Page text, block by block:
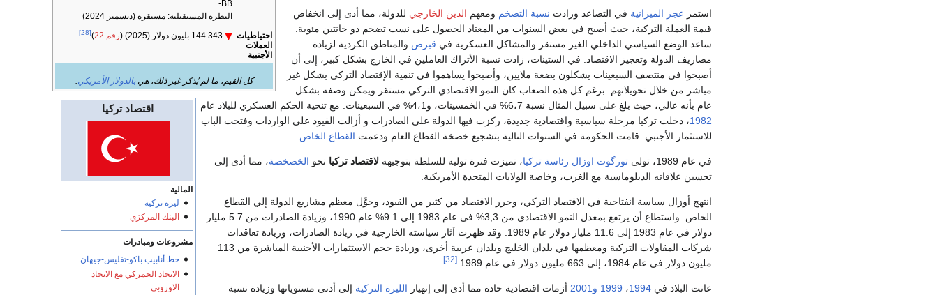
BB-
النظرة المستقبلية: مستقرة (ديسمبر 2024)
احتياطيات
العملات
الأجنبية
رقم 22 )
[28]
كل القيم، ما لم يُذكر غير ذلك، هيبالدولار الأمريكي.
اقتصاد تركيا
المالية
ليرة تركية
البنك المركزي
مشروعات ومبادرات
خط أنابيب باكو-تفليس-جيهان
الاتحاد الجمركي مع الاتحاد
الاوروبي
استمر عجز الميزانية في التصاعد وزادت نسبة التضخم ومعهم الدين الخارجي للدولة، مما أدى إلى انخفاض
قيمة العملة التركية، حيث أصبح في بعض السنوات من المعتاد الحصول على نسب تضخم ذو خانتين مئوية.
ساعد الوضع السياسي الداخلي الغير مستقر والمشاكل العسكرية في قبرص والمناطق الكردية لزيادة
مصاريف الدولة وتعجيز الاقتصاد. في الستينات، زادت نسبة الأتراك العاملين في الخارج بشكل كبير، إلى أن
أصبحوا في منتصف السبعينات يشكلون بضعة ملايين، وأصبحوا يساهموا في تنمية الإقتصاد التركي بشكل غير
مباشر من خلال تحويلاتهم. برغم كل هذه الصعاب كان النمو الاقتصادي التركي مستقر ويمكن وصفه بشكل
عام بأنه عالي، حيث بلغ على سبيل المثال نسبة 6،7% في الخمسينات، و4،1% في السبعينات. مع تنحية الحكم العسكري للبلاد عام
1982، دخلت تركيا مرحلة سياسية واقتصادية جديدة، ركزت فيها الدولة على الصادرات و أزالت القيود على الواردات وفتحت الباب
للاستثمار الأجنبي. قامت الحكومة في السنوات التالية بتشجيع خصخة القطاع العام ودعمت القطاع الخاص.
في عام 1989، تولى تورگوت اوزال رئاسة تركيا، تميزت فترة توليه للسلطة بتوجيهه لاقتصاد تركيا نحو الخصخصة، مما أدى إلى
تحسين علاقاته الدبلوماسية مع الغرب، وخاصة الولايات المتحدة الأمريكية.
انتهج أوزال سياسة انفتاحية في الاقتصاد التركي، وحرر الاقتصاد من كثير من القيود، وحوَّل معظم مشاريع الدولة إلي القطاع
الخاص. واستطاع أن يرتفع بمعدل النمو الاقتصادي من 3,3% في عام 1983 إلى 9.1% عام 1990، وزيادة الصادرات من 5.7 مليار
دولار في عام 1983 إلى 11.6 مليار دولار عام 1989. وقد ظهرت آثار سياسته الخارجية في زيادة الصادرات، وزيادة تعاقدات
شركات المقاولات التركية ومعظمها في بلدان الخليج وبلدان عربية أخرى، وزيادة حجم الاستثمارات الأجنبية المباشرة من 113
مليون دولار في عام 1984، إلى 663 مليون دولار في عام 1989.
[32]
عانت البلاد في 1994، 1999 و2001 أزمات اقتصادية حادة مما أدى إلى إنهيار الليرة التركية إلى أدنى مستوياتها وزيادة نسبة